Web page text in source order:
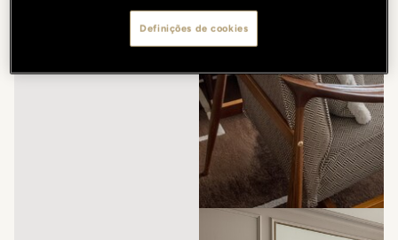
Definições de cookies